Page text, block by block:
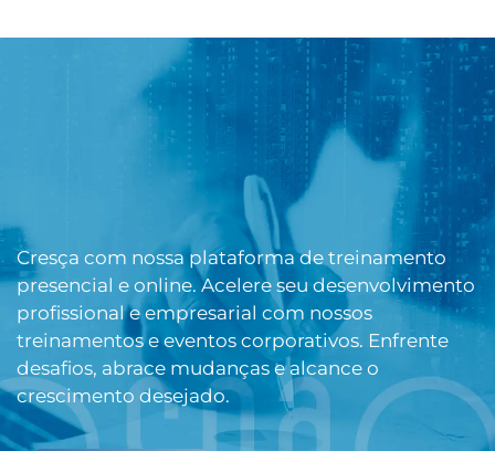
Cresça com nossa plataforma de treinamento
presencial e online. Acelere seu desenvolvimento
profissional e empresarial com nossos
treinamentos e eventos corporativos. Enfrente
desafios, abrace mudanças e alcance o
crescimento desejado.